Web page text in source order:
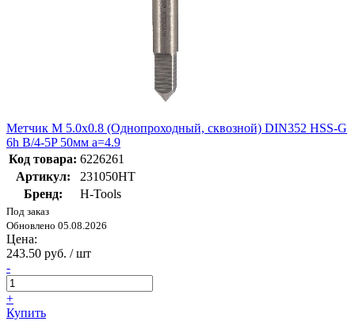
Метчик М 5.0х0.8 (Однопроходный, сквозной) DIN352 HSS-G
6h B/4-5P 50мм a=4.9
Код товара: 6226261
Артикул:
231050HT
Бренд:
H-Tools
Под заказ
Обновлено 05.08.2026
Цена:
243.50 руб. / шт
-
+
Купить